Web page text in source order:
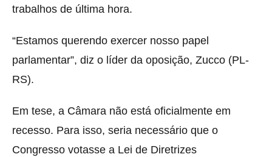
trabalhos de última hora.
“Estamos querendo exercer nosso papel
parlamentar”, diz o líder da oposição, Zucco (PL-
RS).
Em tese, a Câmara não está oficialmente em
recesso. Para isso, seria necessário que o
Congresso votasse a Lei de Diretrizes